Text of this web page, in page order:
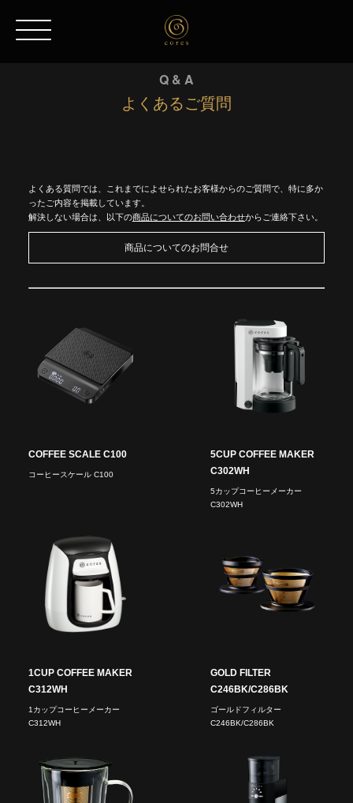
Q & A
よくあるご質問
よくある質問では、これまでによせられたお客様からのご質問で、特に多か
ったご内容を掲載しています。
解決しない場合は、以下の商品についてのお問い合わせからご連絡下さい。
商品についてのお問合せ
COFFEE SCALE C100
コーヒースケール C100
5CUP COFFEE MAKER
C302WH
5カップコーヒーメーカー
C302WH
1CUP COFFEE MAKER
C312WH
1カップコーヒーメーカー
C312WH
GOLD FILTER
C246BK/C286BK
ゴールドフィルター
C246BK/C286BK